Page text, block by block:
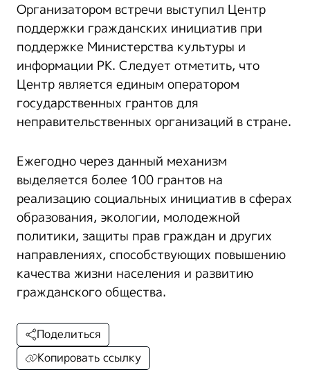
Организатором встречи выступил Центр
поддержки гражданских инициатив при
поддержке Министерства культуры и
информации РК. Следует отметить, что
Центр является единым оператором
государственных грантов для
неправительственных организаций в стране.
Ежегодно через данный механизм
выделяется более 100 грантов на
реализацию социальных инициатив в сферах
образования, экологии, молодежной
политики, защиты прав граждан и других
направлениях, способствующих повышению
качества жизни населения и развитию
гражданского общества.
Поделиться
Копировать ссылку